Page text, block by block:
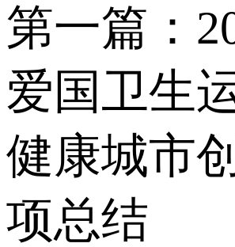
第一篇：
爱国卫生
健康城市
项总结